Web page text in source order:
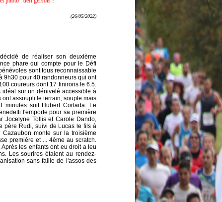
(26/05/2022)
de réaliser son deuxième
phare qui compte pour le Défi
sont tous reconnaissable
9h30 pour 40 randonneurs qui ont
coureurs dont 17 finirons le 6.5.
sur un dénivelé accessible à
assoupli le terrain; souple mais
suit Hubert Cortada. Le
l'emporte pour sa première
Jocelyne Tollis et Carole Dando,
père Rudi, suivi de Lucas le fils à
monte sur la troisième
première et ... 4ème au scratch.
les enfants ont eu droit a leu
Les sourires étaient au rendez-
sans faille de l'assos des